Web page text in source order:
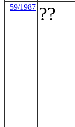
59/1987 ??